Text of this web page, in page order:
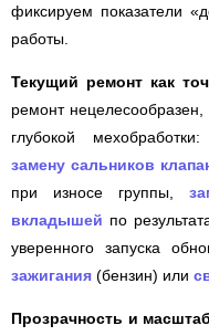
фиксируем показатели
работы.
Текущий ремонт как
ремонт
глубокой
замену сальников
при износе группы,
вкладышей по
уверенного запуска
зажигания (бензин) или
Прозрачность и